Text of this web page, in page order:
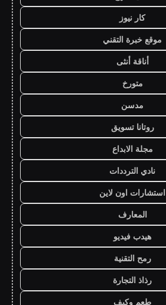
كار نيوز
موقع خبرة التقني
أناقة أنثى
متورخ
مدسن
روتانا تسويق
مجلة الابداع
نادي الترددات
استشارات اون لاين
المعارف
هيدب فيديو
رمح التقنية
رذاذ التجارة
طعم وكيف